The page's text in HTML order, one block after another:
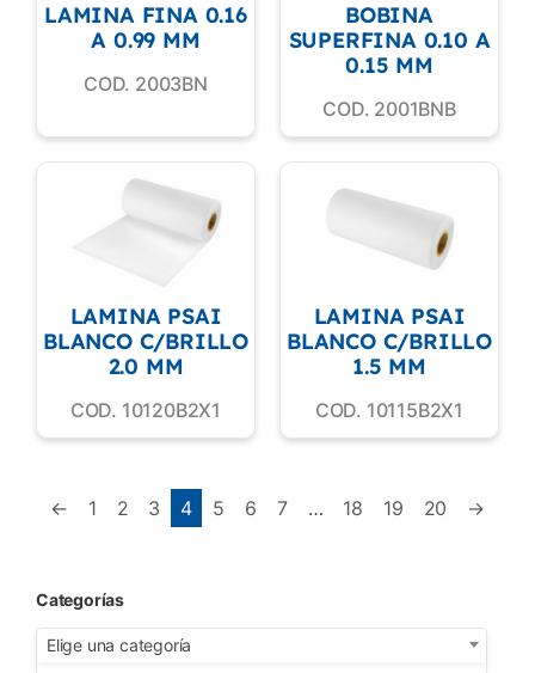
Categorías
Elige una categoría
LAMINA FINA 0.16
A 0.99 MM
COD. 2003BN
BOBINA
SUPERFINA 0.10 A
0.15 MM
COD. 2001BNB
LAMINA PSAI
BLANCO C/BRILLO
2.0 MM
COD. 10120B2X1
LAMINA PSAI
BLANCO C/BRILLO
1.5 MM
COD. 10115B2X1
← 1 2 3 4 5 6 7 … 18 19 20 →